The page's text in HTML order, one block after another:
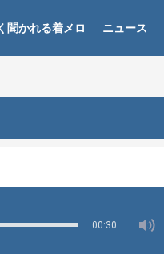
聞かれる着メロ ニュース
00:30